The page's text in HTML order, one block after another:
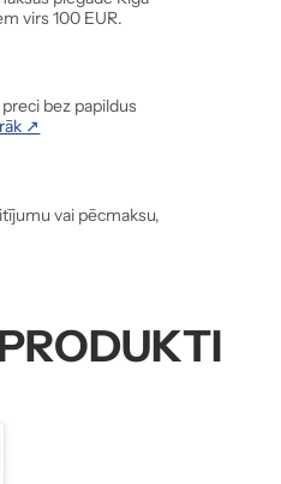
virs 100 EUR.
bez papildus
↗
vai pēcmaksu,